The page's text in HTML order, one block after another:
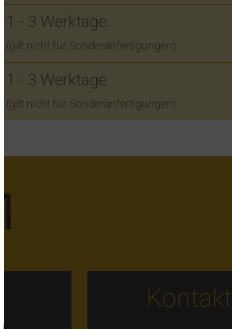
1 - 3 Werktage
(gilt nicht für Sonderanfertigungen)
1 - 3 Werktage
(gilt nicht für Sonderanfertigungen)
Kontakt